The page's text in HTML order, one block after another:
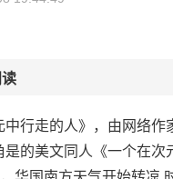
行走的人》，由网络
的美文同人《一个在